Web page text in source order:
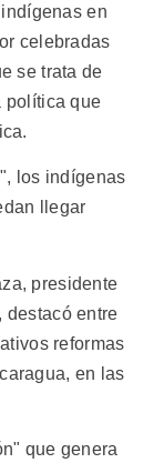
en
celebradas
se trata de
política que
los indígenas
llegar
presidente
destacó entre
reformas
en las
que genera